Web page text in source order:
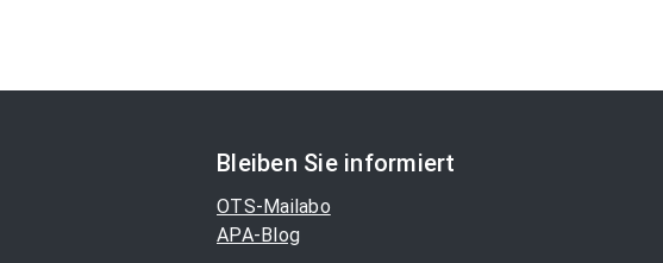
Bleiben Sie informiert
OTS-Mailabo
APA-Blog